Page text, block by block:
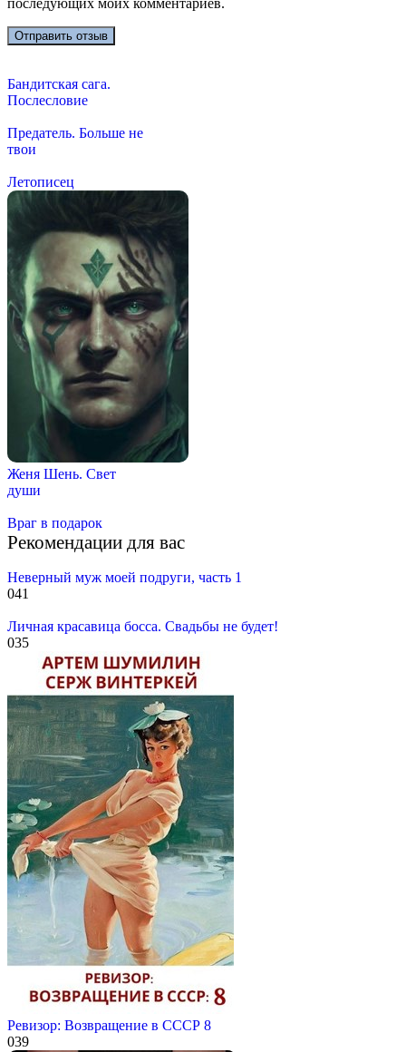
последующих моих комментариев.
Бандитская сага.
Послесловие
Предатель. Больше не
твои
Летописец
Женя Шень. Свет
души
Враг в подарок
Рекомендации для вас
Неверный муж моей подруги, часть 1
041
Личная красавица босса. Свадьбы не будет!
035
Ревизор: Возвращение в СССР 8
039